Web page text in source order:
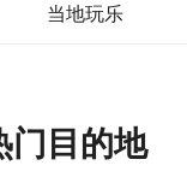
当地玩乐
门目的地